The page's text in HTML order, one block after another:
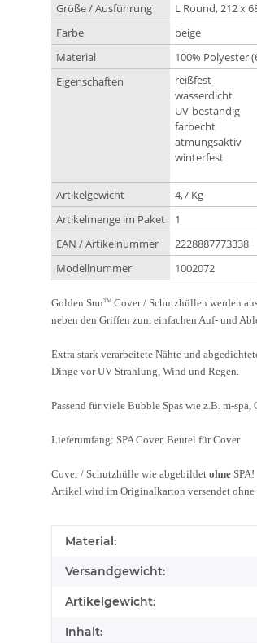
Größe / Ausführung
L Round, 212 x
Farbe
beige
Material
100% Polyester
Eigenschaften
reißfest
wasserdicht
UV-beständig
farbecht
atmungsaktiv
winterfest
Artikelgewicht
4,7 Kg
Artikelmenge im Paket
1
EAN / Artikelnummer
2228887773338
Modellnummer
1002072
Golden SunTM Cover / Schutzhüllen werden
neben den Griffen zum einfachen Auf- und
Extra stark verarbeitete Nähte und
Dinge vor UV Strahlung, Wind und Regen.
Passend für viele Bubble Spas wie z.B. m-
Lieferumfang: SPA Cover, Beutel für Cover
Cover / Schutzhülle wie abgebildet ohne SPA!
Artikel wird im Originalkarton versendet ohne
Produkteigenschaft
Wert
Material:
Versandgewicht:
Artikelgewicht:
Inhalt: